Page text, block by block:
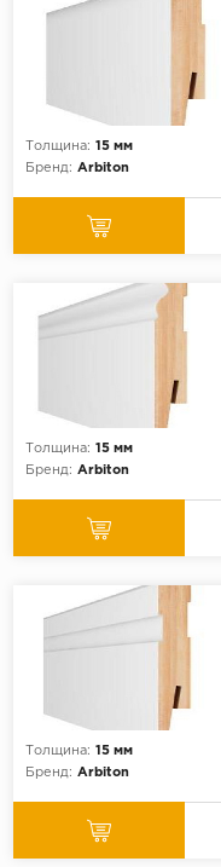
Толщина: 15 мм
Бренд: Arbiton
Толщина: 15 мм
Бренд: Arbiton
Толщина: 15 мм
Бренд: Arbiton